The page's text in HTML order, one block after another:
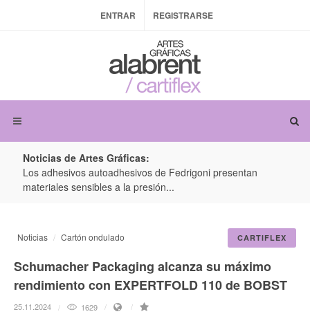
ENTRAR REGISTRARSE
Noticias de Artes Gráficas:
Los adhesivos autoadhesivos de Fedrigoni presentan
materiales sensibles a la presión...
CARTIFLEX
Noticias Cartón ondulado
Schumacher Packaging alcanza su máximo
rendimiento con EXPERTFOLD 110 de BOBST
25.11.2024 1629